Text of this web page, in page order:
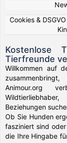
Cookies & DSGVO
Kostenlose
Tierfreunde
Willkommen auf
Animour.org
Beziehungen
Ob Sie Hunden
fasziniert sind
die Ihre Hingabe